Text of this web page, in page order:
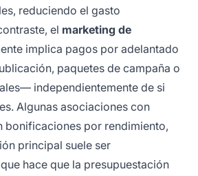
reduciendo el gasto
el marketing de
implica pagos por adelantado
paquetes de campaña o
independientemente de si
Algunas asociaciones con
bonificaciones por rendimiento,
principal suele ser
hace que la presupuestación